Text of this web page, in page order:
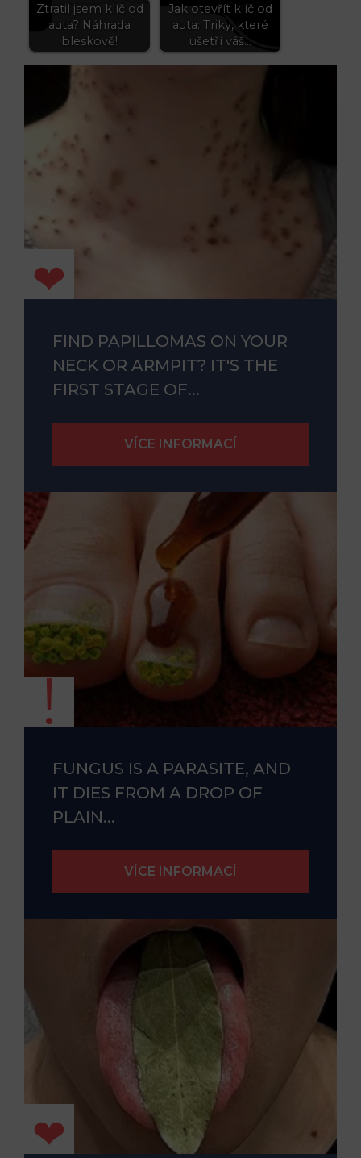
Ztratil jsem klíč od
auta? Náhrada
bleskově!
Jak otevřít klíč od
auta: Triky, které
ušetří váš…
FIND PAPILLOMAS ON YOUR
NECK OR ARMPIT? IT'S THE
FIRST STAGE OF...
FUNGUS IS A PARASITE, AND
IT DIES FROM A DROP OF
PLAIN...